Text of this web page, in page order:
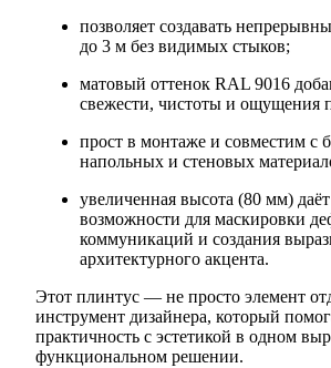
позволяет создавать
до 3 м без видимых стыков;
матовый оттенок RAL 9016
свежести, чистоты и ощущения
прост в монтаже и совместим с
напольных и стеновых
увеличенная высота (80 мм)
возможности для маскировки
коммуникаций и создания
архитектурного акцента.
Этот плинтус — не просто элемент
инструмент дизайнера, который
практичность с эстетикой в одном
функциональном решении.